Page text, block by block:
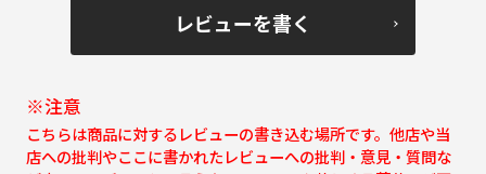
レビューを書く
※注意
こちらは商品に対するレビューの書き込む場所です。他店や当
店への批判やここに書かれたレビューへの批判・意見・質問な